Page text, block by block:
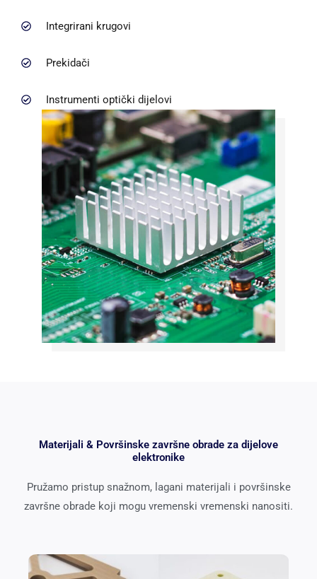
Integrirani krugovi
Prekidači
Instrumenti optički dijelovi
Materijali & Površinske završne obrade za dijelove
elektronike
Pružamo pristup snažnom, lagani materijali i površinske
završne obrade koji mogu vremenski vremenski nanositi.